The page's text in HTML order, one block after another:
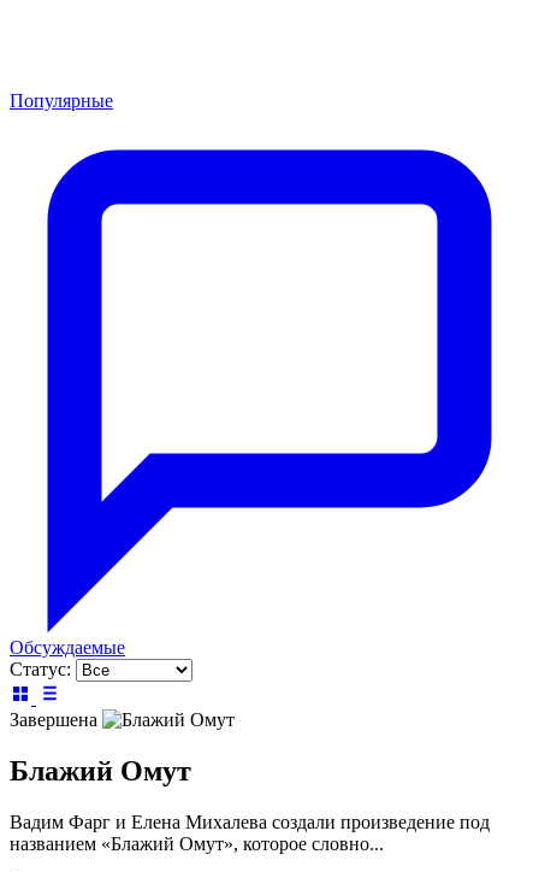
Популярные
Обсуждаемые
Статус:
Завершена
Блажий Омут
Вадим Фарг и Елена Михалева создали произведение под
названием «Блажий Омут», которое словно...